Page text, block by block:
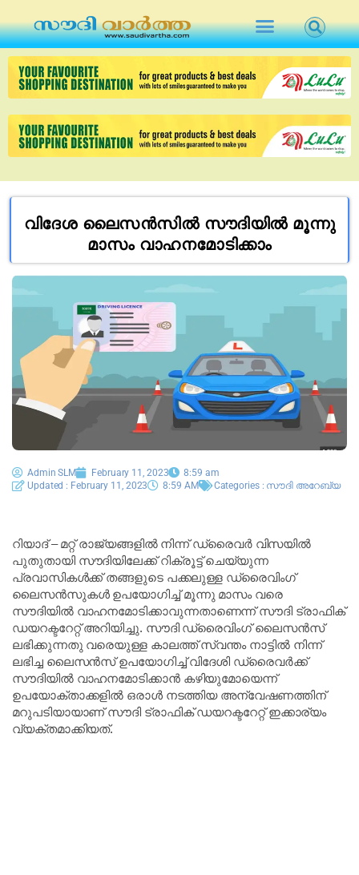
വിദേശ ലൈസന്‍സില്‍ സൗദിയില്‍ മൂന്നു
മാസം വാഹനമോടിക്കാം
Admin SLM February 11, 2023
8:59 am
Updated : February 11, 2023
8:59 AM Categories : സൗദി അറേബ്യ
റിയാദ് – മറ്റ് രാജ്യങ്ങളിൽ നിന്ന് ഡ്രൈവര്‍ വിസയില്‍
പുതുതായി സൗദിയിലേക്ക് റിക്രൂട്ട് ചെയ്യുന്ന
പ്രവാസികൾക്ക് തങ്ങളുടെ പക്കലുള്ള ഡ്രൈവിംഗ്
ലൈസന്‍സുകള്‍ ഉപയോഗിച്ച് മൂന്നു മാസം വരെ
സൗദിയില്‍ വാഹനമോടിക്കാവുന്നതാണെന്ന് സൗദി ട്രാഫിക്
ഡയറക്ടറേറ്റ് അറിയിച്ചു. സൗദി ഡ്രൈവിംഗ് ലൈസന്‍സ്
ലഭിക്കുന്നതു വരെയുള്ള കാലത്ത് സ്വന്തം നാട്ടില്‍ നിന്ന്
ലഭിച്ച ലൈസന്‍സ് ഉപയോഗിച്ച് വിദേശി ഡ്രൈവര്‍ക്ക്
സൗദിയില്‍ വാഹനമോടിക്കാന്‍ കഴിയുമോയെന്ന്
ഉപയോക്താക്കളില്‍ ഒരാള്‍ നടത്തിയ അന്വേഷണത്തിന്
മറുപടിയായാണ് സൗദി ട്രാഫിക് ഡയറക്ടറേറ്റ് ഇക്കാര്യം
വ്യക്തമാക്കിയത്.